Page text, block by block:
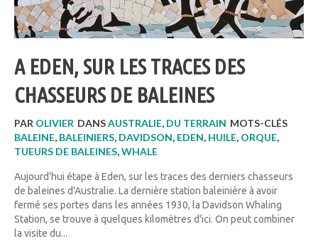
A EDEN, SUR LES TRACES DES
CHASSEURS DE BALEINES
PAR OLIVIER DANSAUSTRALIE, DU TERRAIN MOTS-CLÉS
BALEINE, BALEINIERS, DAVIDSON, EDEN, HUILE, ORQUE,
TUEURS DE BALEINES,WHALE
Aujourd'hui étape à Eden, sur les traces des derniers chasseurs
de baleines d'Australie. La dernière station baleinière à avoir
fermé ses portes dans les années 1930, la Davidson Whaling
Station, se trouve à quelques kilomètres d'ici. On peut combiner
la visite du...